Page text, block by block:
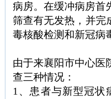
病房。在缓冲病房首
筛查有无发热，并完
毒核酸检测和新冠病
由于来襄阳市中心医
查三种情况：
1、患者与新型冠状